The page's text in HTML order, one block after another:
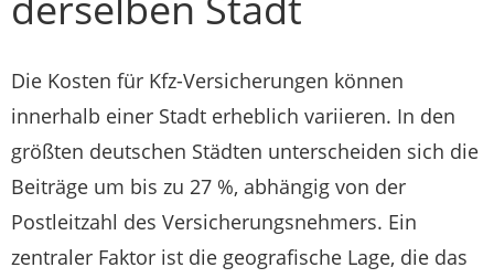
Die Kosten für Kfz-Versicherungen können
innerhalb einer Stadt erheblich variieren. In den
größten deutschen Städten unterscheiden sich die
Beiträge um bis zu 27 %, abhängig von der
Postleitzahl des Versicherungsnehmers. Ein
zentraler Faktor ist die geografische Lage, die das